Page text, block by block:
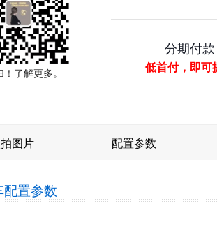
了解更多。
分期付款
低首付，即可
图片 配置参数
配置参数